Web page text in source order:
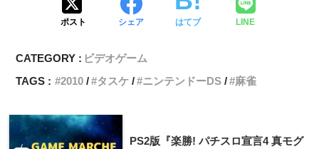
ポスト シェア はてブ LINE
CATEGORY : ビデオゲーム
TAGS :
2010 タスケ ニンテンドーDS 麻雀
PS2版『楽勝! パチスロ宣言4 真モグ